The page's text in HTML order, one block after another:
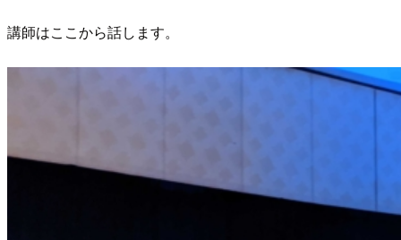
講師はここから話します。